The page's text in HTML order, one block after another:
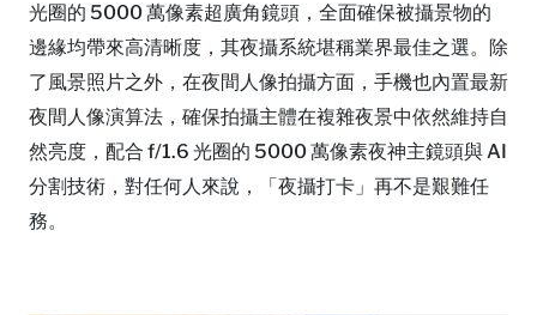
光圈的 5000 萬像素超廣角鏡頭，全面確保被攝景物的
邊緣均帶來高清晰度，其夜攝系統堪稱業界最佳之選。除
了風景照片之外，在夜間人像拍攝方面，手機也內置最新
夜間人像演算法，確保拍攝主體在複雜夜景中依然維持自
然亮度，配合 f/1.6 光圈的 5000 萬像素夜神主鏡頭與 AI
分割技術，對任何人來說，「夜攝打卡」再不是艱難任
務。